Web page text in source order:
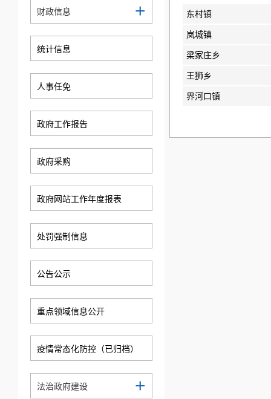
财政信息 +
统计信息
人事任免
政府工作报告
政府采购
政府网站工作年度报表
处罚强制信息
公告公示
重点领域信息公开
疫情常态化防控（已归档）
法治政府建设 +
东村镇
岚城镇
梁家庄乡
王狮乡
界河口镇